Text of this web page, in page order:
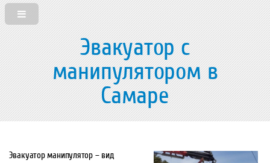
Эвакуатор с
манипулятором в
Самаре
Эвакуатор манипулятор – вид